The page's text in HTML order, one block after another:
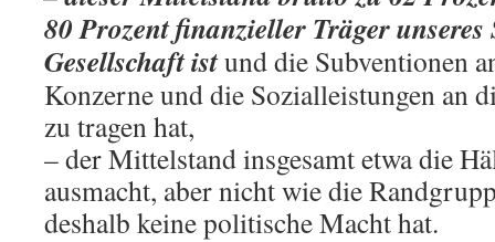
80 Prozent finanzieller Träger unseres
Gesellschaft istund die Subventionen
Konzerne und die Sozialleistungen an
zu tragen hat,
– der Mittelstand insgesamt etwa die
ausmacht, aber nicht wie die
deshalb keine politische Macht hat.